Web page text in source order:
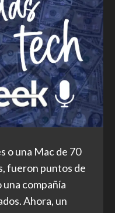
o una Mac de 70
fueron puntos de
compañía
Ahora, un